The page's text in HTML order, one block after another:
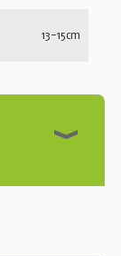
13-15cm